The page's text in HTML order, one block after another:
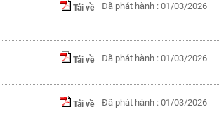
Tải về Đã phát hành : 01/03/2026
Tải về Đã phát hành : 01/03/2026
Tải về Đã phát hành : 01/03/2026